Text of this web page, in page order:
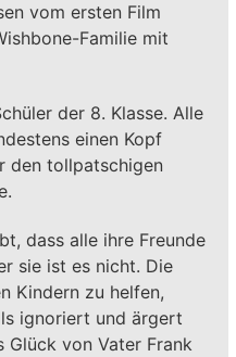
vom ersten Film
Familie mit
der 8. Klasse. Alle
einen Kopf
den tollpatschigen
dass alle ihre Freunde
sie ist es nicht. Die
Kindern zu helfen,
ignoriert und ärgert
von Vater Frank